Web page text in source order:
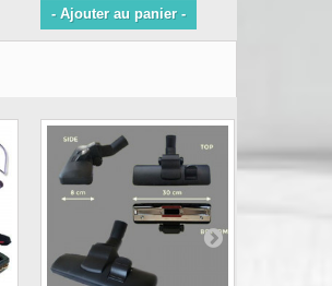
- Ajouter au panier -